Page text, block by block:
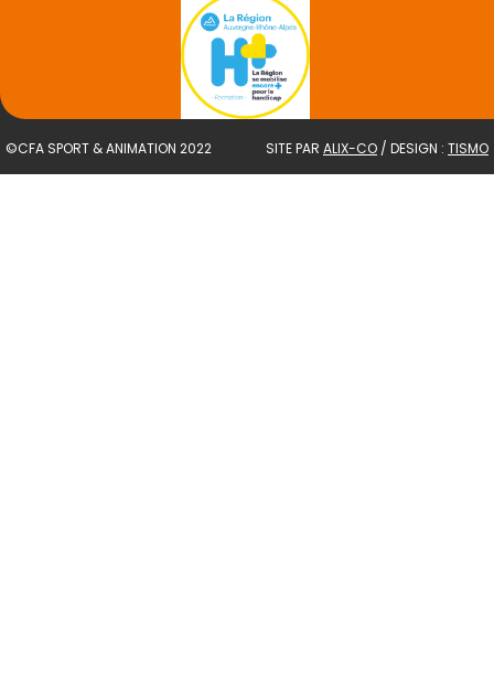
©CFA SPORT & ANIMATION 2022 SITE PAR ALIX-CO / DESIGN : TISMO